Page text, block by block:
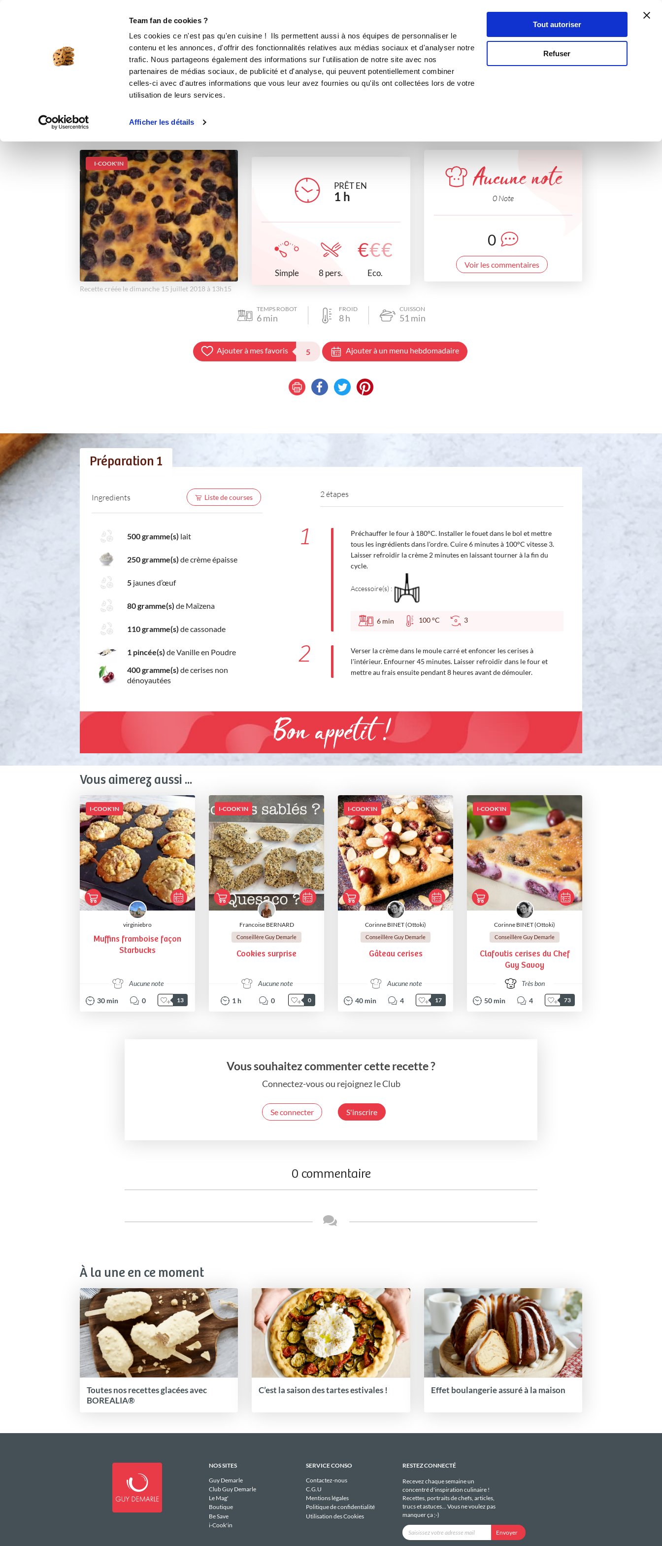
Team fan de cookies ?
Les cookies ce n'est pas qu'en cuisine ! Ils permettent aussi à nos équipes de personnaliser le
contenu et les annonces, d'offrir des fonctionnalités relatives aux médias sociaux et d'analyser notre
trafic. Nous partageons également des informations sur l'utilisation de notre site avec nos
partenaires de médias sociaux, de publicité et d'analyse, qui peuvent potentiellement combiner
celles-ci avec d'autres informations que vous leur avez fournies ou qu'ils ont collectées lors de votre
utilisation de leurs services.
Afficher les détails
Tout autoriser
Refuser
Se connecter
Far aux cerises
desserts
I-COOK'IN
Recette créée le dimanche 15 juillet 2018 à 13h15
PRÊT EN
1 h
Simple 8 pers.
€€€
Eco.
Aucune note
0 Note
0
Voir les commentaires
TEMPS ROBOT
6min
FROID
8h
CUISSON
51 min
Ajouter à mes favoris 5 Ajouter à un menu hebdomadaire
Préparation 1
Ingredients Liste de courses
500 gramme(s) lait
250 gramme(s) de crème épaisse
5 jaunes d’œuf
80 gramme(s) de Maïzena
110 gramme(s) de cassonade
1 pincée(s) de Vanille en Poudre
400 gramme(s) de cerises non
dénoyautées
2 étapes
1
Préchauffer le four à 180°C. Installer le fouet dans le bol et mettre
tous les ingrédients dans l'ordre. Cuire 6 minutes à 100°C vitesse 3.
Laisser refroidir la crème 2 minutes en laissant tourner à la fin du
cycle.
Accessoire(s) :
6 min 100 °C 3
2
Verser la crème dans le moule carré et enfoncer les cerises à
l'intérieur. Enfourner 45 minutes. Laisser refroidir dans le four et
mettre au frais ensuite pendant 8 heures avant de démouler.
Bon appétit !
Vous aimerez aussi ...
I-COOK'IN
virginiebro
Muffins framboise façon
Starbucks
Aucune note
30 min 0 13
I-COOK'IN
Francoise BERNARD
Conseillère Guy Demarle
Cookies surprise
Aucune note
1 h 0 0
I-COOK'IN
Corinne BINET (Ottoki)
Conseillère Guy Demarle
Gâteau cerises
Aucune note
40 min 4 17
I-COOK'IN
Corinne BINET (Ottoki)
Conseillère Guy Demarle
Clafoutis cerises du Chef
Guy Savoy
Très bon
50 min 4 73
Vous souhaitez commenter cette recette ?
Connectez-vous ou rejoignez le Club
Se connecter S'inscrire
0 commentaire
À la une en ce moment
Toutes nos recettes glacées avec
BOREALIA®
C’est la saison des tartes estivales ! Effet boulangerie assuré à la maison
NOS SITES
Guy Demarle
Club Guy Demarle
Le Mag'
Boutique
Be Save
i-Cook'in
SERVICE CONSO
Contactez-nous
C.G.U
Mentions légales
Politique de confidentialité
Utilisation des Cookies
RESTEZ CONNECTÉ
Recevez chaque semaine un
concentré d'inspiration culinaire !
Recettes, portraits de chefs, articles,
trucs et astuces... Vous ne voulez pas
manquer ça ;-)